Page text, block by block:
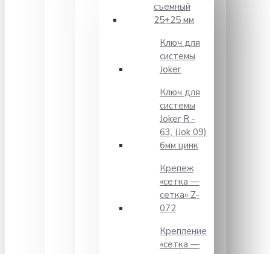
съемный
25+25 мм
Ключ для
системы
Joker
Ключ для
системы
Joker R -
63, (Jok 09)
6мм цинк
Крепеж
«сетка —
сетка» Z-
072
Крепление
«сетка —